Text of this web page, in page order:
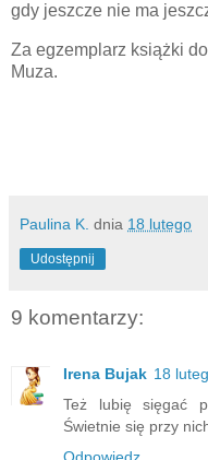
gdy jeszcze nie ma
Za egzemplarz książki
Muza.
Paulina K. dnia 18 lutego
Udostępnij
9 komentarzy:
Irena Bujak 18
Też lubię sięgać
Świetnie się przy